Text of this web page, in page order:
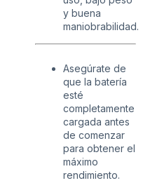
y buena
maniobrabilidad.
Asegúrate de
que la batería
esté
completamente
cargada antes
de comenzar
para obtener el
máximo
rendimiento.